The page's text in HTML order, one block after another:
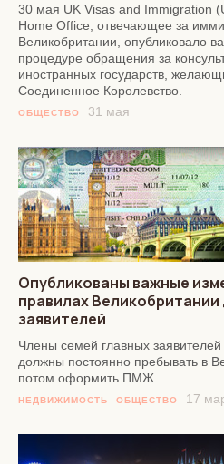
30 мая UK Visas and Immigration
Home Office, отвечающее за
Великобритании, опубликовало
процедуре обращения за
иностранных государств,
Соединенное Королевство.
ОБЩЕСТВО 31 мая
Опубликованы важные
правилах
заявителей
Члены семей главных заявителей
должны постоянно пребывать в
потом оформить ПМЖ.
НЕДВИЖИМОСТЬ ОБЩЕСТВО 17